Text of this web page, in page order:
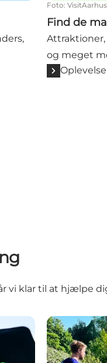
Foto: VisitAarhus
Find de
og meget
vi klar til at hjælpe